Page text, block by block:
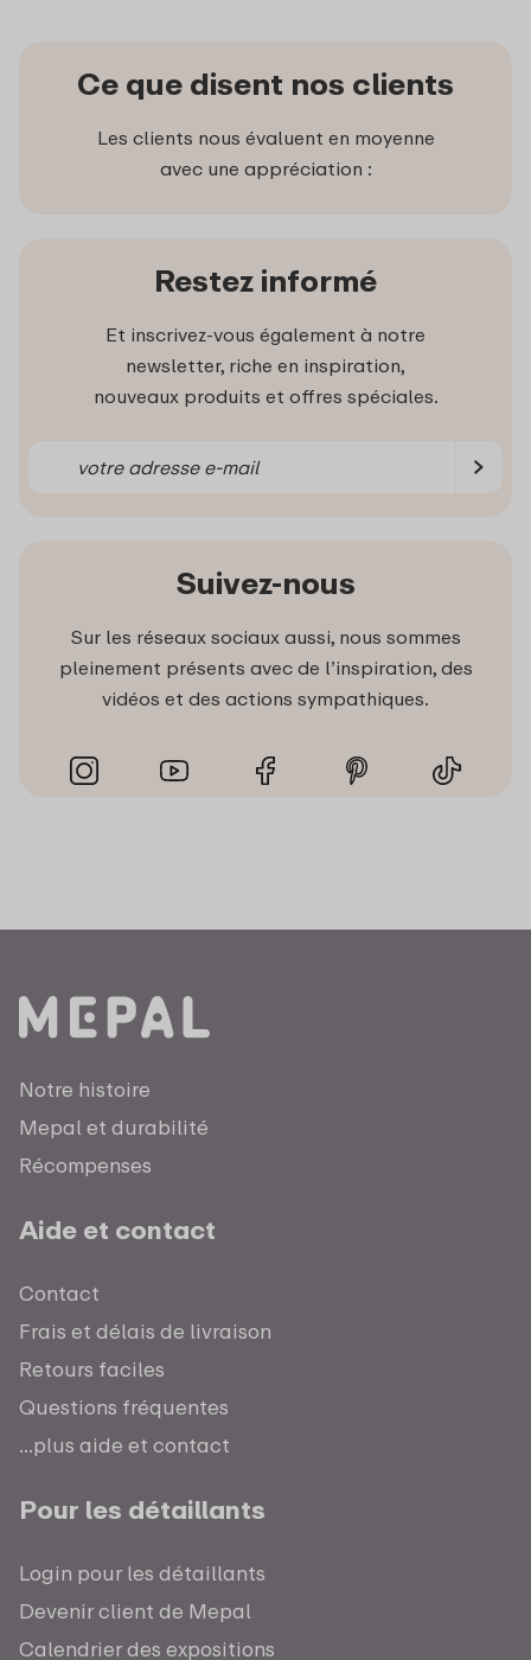
Ce que disent nos clients
Les clients nous évaluent en moyenne
avec une appréciation :
Restez informé
Et inscrivez-vous également à notre
newsletter, riche en inspiration,
nouveaux produits et offres spéciales.
Suivez-nous
Sur les réseaux sociaux aussi, nous sommes
pleinement présents avec de l’inspiration, des
vidéos et des actions sympathiques.
Notre histoire
Mepal et durabilité
Récompenses
Aide et contact
Contact
Frais et délais de livraison
Retours faciles
Questions fréquentes
...plus aide et contact
Pour les détaillants
Login pour les détaillants
Devenir client de Mepal
Calendrier des expositions